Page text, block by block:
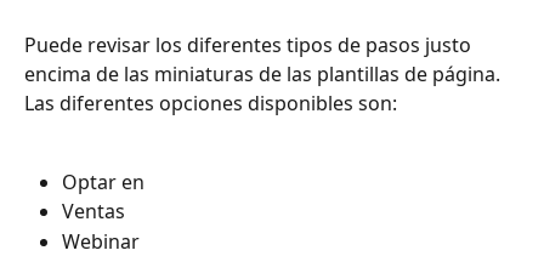
Puede revisar los diferentes tipos de pasos justo
encima de las miniaturas de las plantillas de página.
Las diferentes opciones disponibles son:
Optar en
Ventas
Webinar